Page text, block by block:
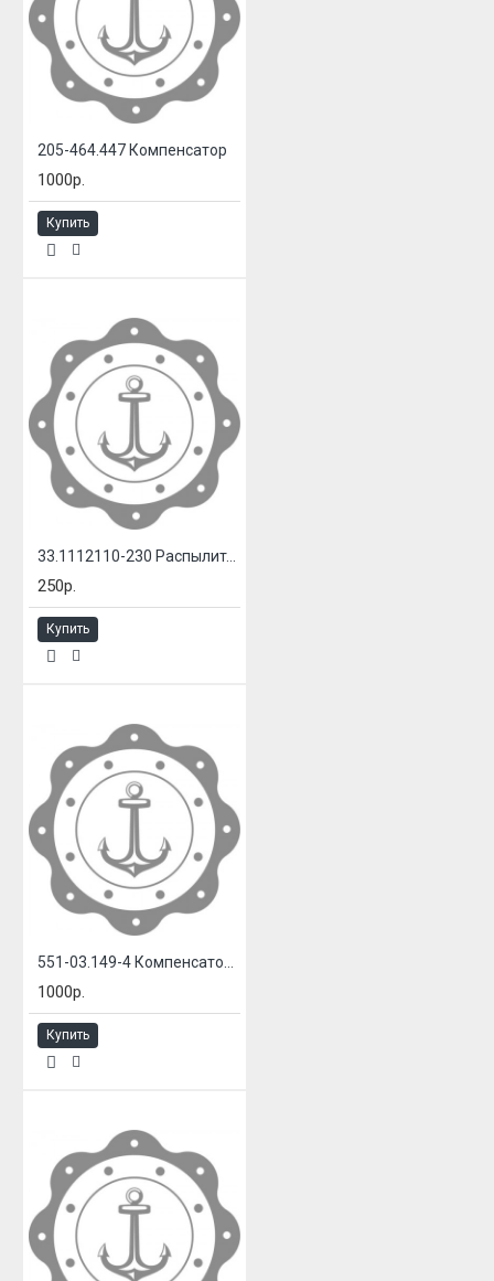
205-464.447 Компенсатор
1000р.
Купить
33.1112110-230 Распылитель ЯМЗ
250р.
Купить
1000р.
Купить